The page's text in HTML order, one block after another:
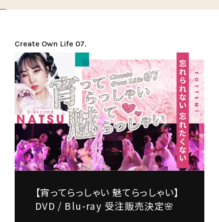
Create Own Life 07.
【宵ってらっしゃい 魅てらっしゃい】
DVD / Blu-ray 受注販売決定🌸